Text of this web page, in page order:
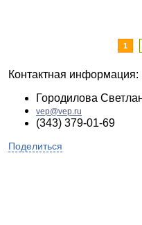
1
Контактная информация:
Городилова
vep@vep.ru
(343) 379-01-69
Поделиться